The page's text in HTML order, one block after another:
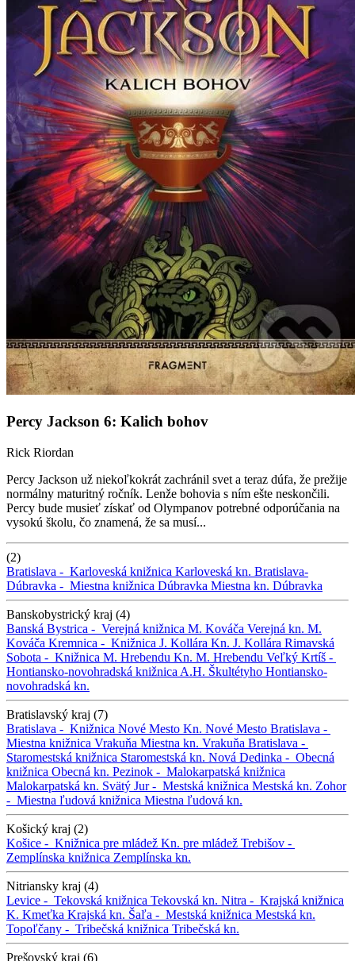
Percy Jackson 6: Kalich bohov
Rick Riordan
Percy Jackson už niekoľkokrát zachránil svet a teraz dúfa, že prežije
normálny maturitný ročník. Lenže bohovia s ním ešte neskončili.
Percy bude musieť získať od Olympanov potrebné odporúčania na
vysokú školu, čo znamená, že sa musí...
(2)
Bratislava - Karloveská knižnica Karloveská kn. Bratislava-
Dúbravka - Miestna knižnica Dúbravka Miestna kn. Dúbravka
Banskobystrický kraj (4)
Banská Bystrica - Verejná knižnica M. Kováča Verejná kn. M.
Kováča Kremnica - Knižnica J. Kollára Kn. J. Kollára Rimavská
Sobota - Knižnica M. Hrebendu Kn. M. Hrebendu Veľký Krtíš -
Hontiansko-novohradská knižnica A.H. Škultétyho Hontiansko-
novohradská kn.
Bratislavský kraj (7)
Bratislava - Knižnica Nové Mesto Kn. Nové Mesto Bratislava -
Miestna knižnica Vrakuňa Miestna kn. Vrakuňa Bratislava -
Staromestská knižnica Staromestská kn. Nová Dedinka - Obecná
knižnica Obecná kn. Pezinok - Malokarpatská knižnica
Malokarpatská kn. Svätý Jur - Mestská knižnica Mestská kn. Zohor
- Miestna ľudová knižnica Miestna ľudová kn.
Košický kraj (2)
Košice - Knižnica pre mládež Kn. pre mládež Trebišov -
Zemplínska knižnica Zemplínska kn.
Nitriansky kraj (4)
Levice - Tekovská knižnica Tekovská kn. Nitra - Krajská knižnica
K. Kmeťka Krajská kn. Šaľa - Mestská knižnica Mestská kn.
Topoľčany - Tribečská knižnica Tribečská kn.
Prešovský kraj (6)